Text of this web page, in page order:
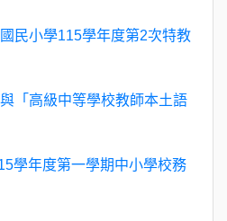
民小學115學年度第2次特教
「高級中等學校教師本土語
學年度第一學期中小學校務